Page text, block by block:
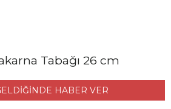
Tabağı 26 cm
HABER VER